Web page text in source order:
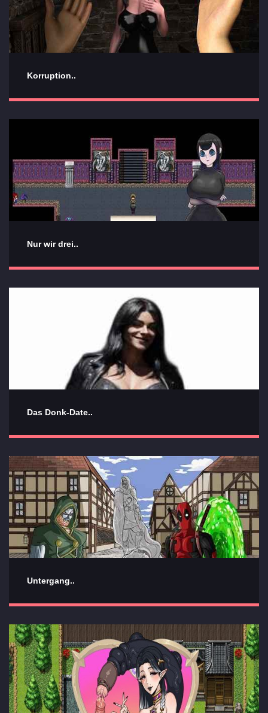
Korruption..
Nur wir drei..
Das Donk-Date..
Untergang..